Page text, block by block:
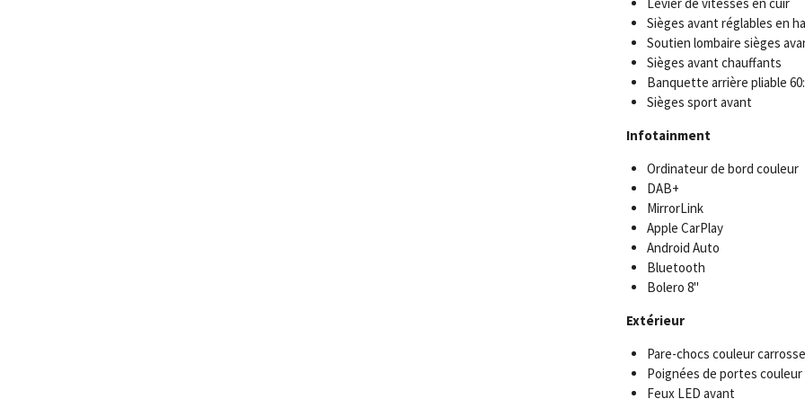
Sièges avant réglables en
Soutien lombaire sièges
Sièges avant chauffants
Banquette arrière pliable
Sièges sport avant
Infotainment
Ordinateur de bord couleur
DAB+
MirrorLink
Apple CarPlay
Android Auto
Bluetooth
Bolero 8"
Extérieur
Pare-chocs couleur
Poignées de portes
Feux LED avant